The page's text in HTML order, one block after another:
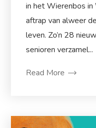
in het Wierenbos
aftrap van alweer
leven. Zo’n 28
senioren verzamel...
Read More